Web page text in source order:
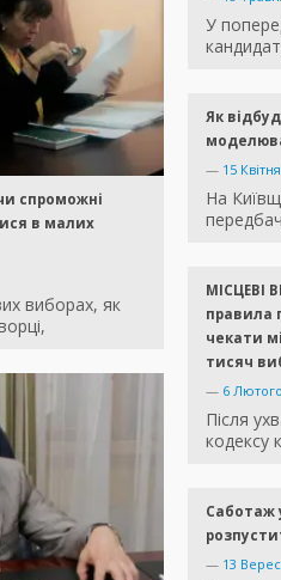
У
спроможні
в малих
виборах, як
Як
— 15
На
МІСЦЕВІ
правила
чекати
тисяч
— 6
Після
кодексу
Саботаж
— 13